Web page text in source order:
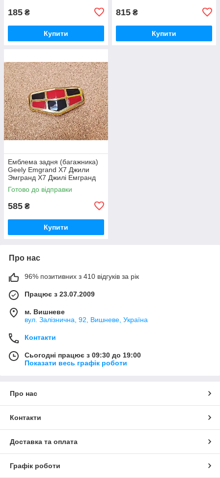
185 ₴
Купити
815 ₴
Купити
Емблема задня (багажника)
Geely Emgrand X7 Джили
Эмгранд Х7 Джилі Емгранд
Х7
Готово до відправки
585 ₴
Купити
Про нас
96% позитивних з 410 відгуків за рік
Працює з 23.07.2009
м. Вишневе
вул. Залізнична, 92, Вишневе, Україна
Контакти
Сьогодні працює з 09:30 до 19:00
Показати весь графік роботи
Про нас
Контакти
Доставка та оплата
Графік роботи